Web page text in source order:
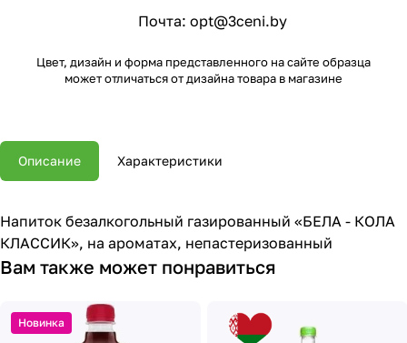
Почта: opt@3ceni.by
Цвет, дизайн и форма представленного на сайте образца
может отличаться от дизайна товара в магазине
Описание Характеристики
Напиток безалкогольный газированный «БЕЛА - КОЛА
КЛАССИК», на ароматах, непастеризованный
Вам также может понравиться
Новинка